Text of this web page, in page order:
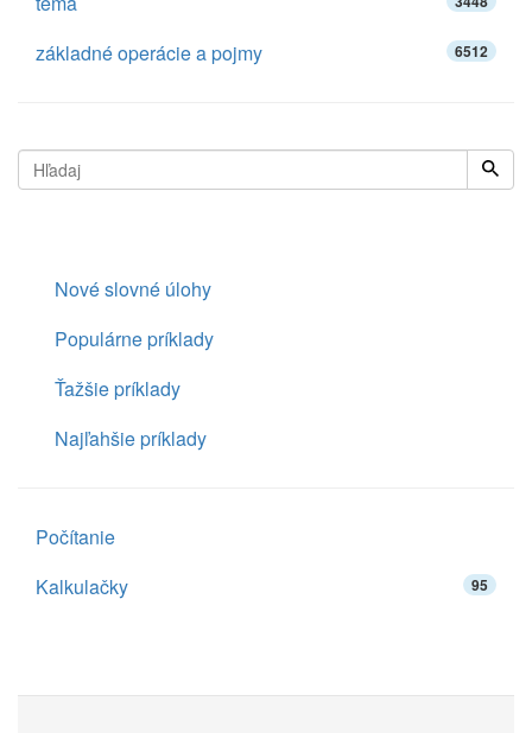
základné operácie a pojmy 6512
Nové slovné úlohy
Populárne príklady
Ťažšie príklady
Najľahšie príklady
Počítanie
Kalkulačky
95